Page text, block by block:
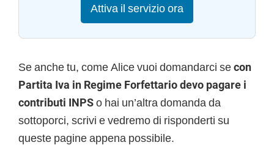
Attiva il servizio ora
Se anche tu, come Alice vuoi domandarci secon
Partita Iva in Regime Forfettario devo pagare i
contributi INPSo hai un’altra domanda da
sottoporci, scrivi e vedremo di risponderti su
queste pagine appena possibile.